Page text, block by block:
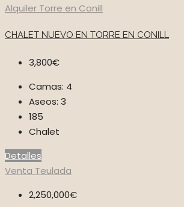
Alquiler Torre en Conill
CHALET NUEVO EN TORRE EN CONILL
3,800€
Camas: 4
Aseos: 3
185
Chalet
Detalles
Venta Teulada
2,250,000€